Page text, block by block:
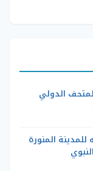
الدولي
للمدينة المنورة